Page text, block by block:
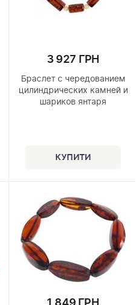
3 927 ГРН
Браслет с чередованием
цилиндрических камней и
шариков янтаря